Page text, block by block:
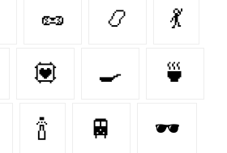
🥜 📿 💃
💟 🍳 🍵
🍾 🚆 🕶